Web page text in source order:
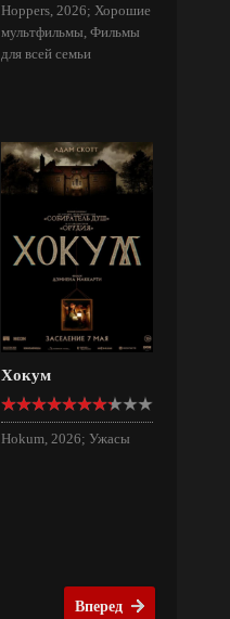
Hoppers, 2026; Хорошие
мультфильмы, Фильмы
для всей семьи
Хокум
Hokum, 2026; Ужасы
Вперед